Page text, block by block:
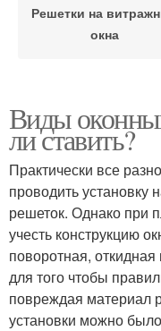
Решетки на
окна
Решетка на окно
Виды
ли ставить?
Практически все
проводить установку
решеток. Однако при
учесть конструкцию
поворотная,
для того чтобы
повреждая материал
установки можно